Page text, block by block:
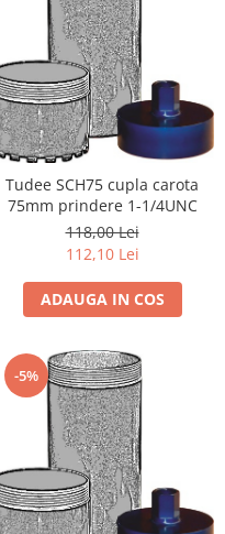
Tudee SCH75 cupla carota
75mm prindere 1-1/4UNC
118,00 Lei
112,10 Lei
ADAUGA IN COS
-5%